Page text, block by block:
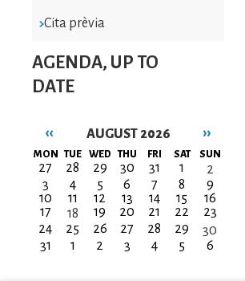
Cita prèvia
AGENDA, UP TO
DATE
AUGUST 2026
Pagination
‹‹ ››
MON TUE WED THU FRI SAT SUN
27 28 29 30 31 1
2
3
4 5 6 7 8
9
10
11 12 13 14 15
16
17
18 19 20 21 22
23
24
25 26 27 28 29
30
31
1 2 3 4 5 6